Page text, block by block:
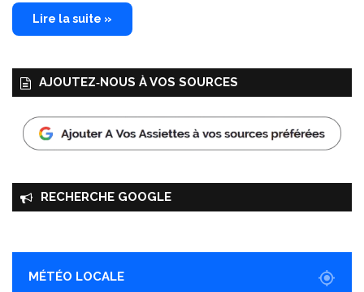
Lire la suite »
AJOUTEZ‑NOUS À VOS SOURCES
RECHERCHE GOOGLE
MÉTÉO LOCALE